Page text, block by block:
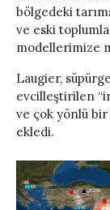
bölgedeki
ve eski
modellerimize
Laugier,
evcilleştirilen
ve çok yönlü bir
ekledi.